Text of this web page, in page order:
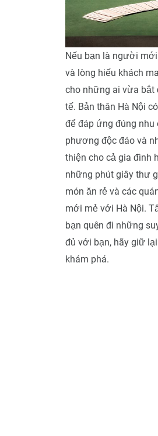
Nếu bạn là người
và lòng hiếu khách
cho những ai vừa bắt
tế. Bản thân Hà Nội
để đáp ứng đúng
phương độc đáo và
thiện cho cả gia đình
những phút giây thư
món ăn rẻ và các
mới mẻ với Hà Nội.
bạn quên đi những
đủ với bạn, hãy giữ
khám phá.